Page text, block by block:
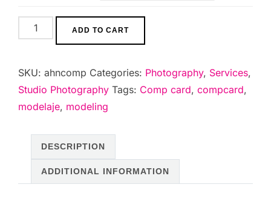
Ahnimale
Comp-
quantity
ADD TO CART
SKU: ahncomp Categories: Photography, Services,
Studio Photography Tags: Comp card, compcard,
modelaje, modeling
DESCRIPTION
ADDITIONAL INFORMATION